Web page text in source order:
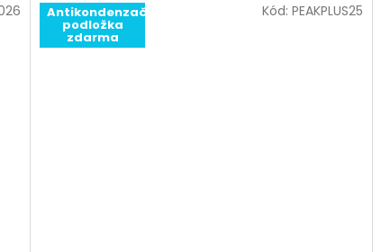
Antikondenzační
podložka
zdarma
Kód: PEAKPLUS25